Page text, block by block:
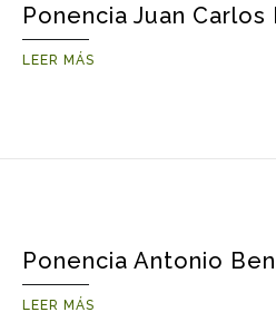
Ponencia Juan Carlos
LEER MÁS
Ponencia Antonio
LEER MÁS